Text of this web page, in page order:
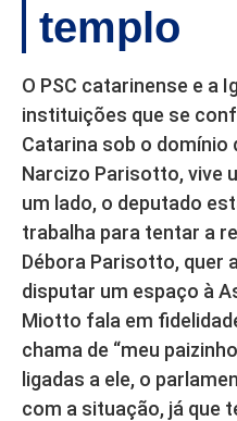
templo
O PSC catarinense e a
instituições que se
Catarina sob o domínio
Narcizo Parisotto, vive
um lado, o deputado
trabalha para tentar a
Débora Parisotto, quer
disputar um espaço à
Miotto fala em
chama de “meu
ligadas a ele, o
com a situação, já que